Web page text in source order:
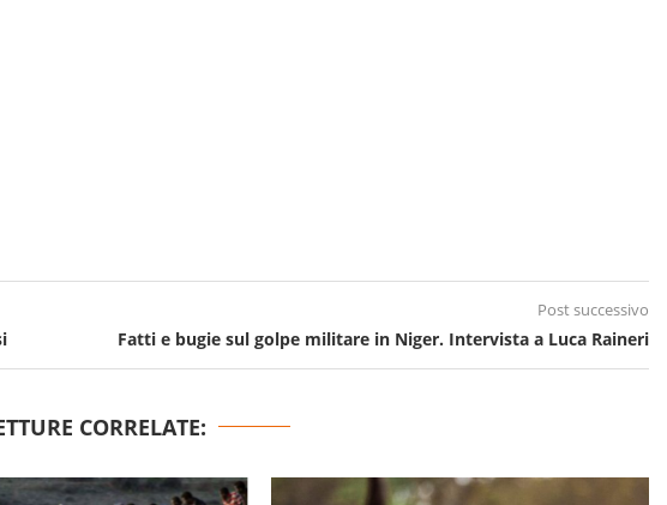
Post successivo
Fatti e bugie sul golpe militare in Niger. Intervista a Luca Raineri
CORRELATE: